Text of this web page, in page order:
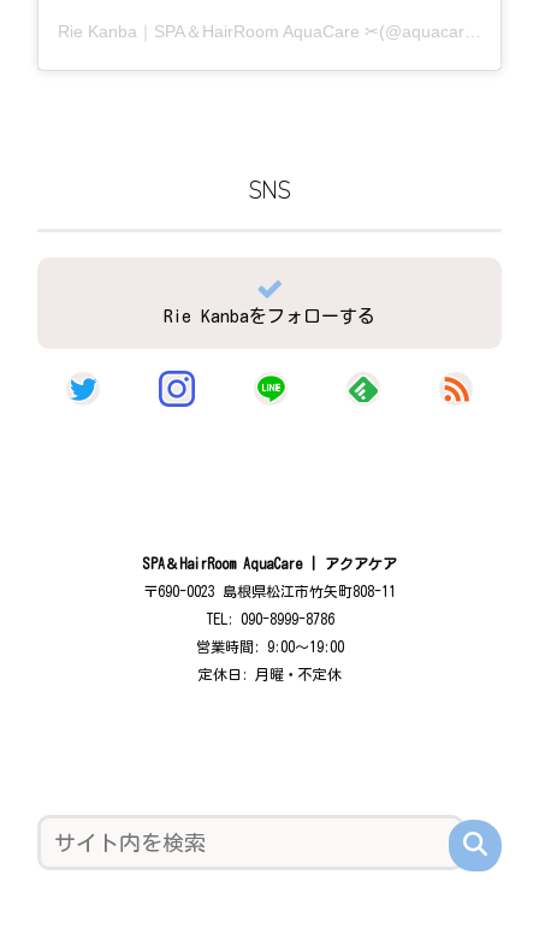
Rie Kanba｜SPA＆HairRoom AquaCare ✂(@aquacare_rie)がシェアした投稿
SNS
Rie Kanbaをフォローする
SPA＆HairRoom AquaCare | アクアケア
〒690-0023 島根県松江市竹矢町808-11
TEL: 090-8999-8786
営業時間: 9:00〜19:00
定休日: 月曜・不定休